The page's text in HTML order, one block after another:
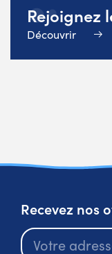
Rejoignez
Découvrir
Recevez nos